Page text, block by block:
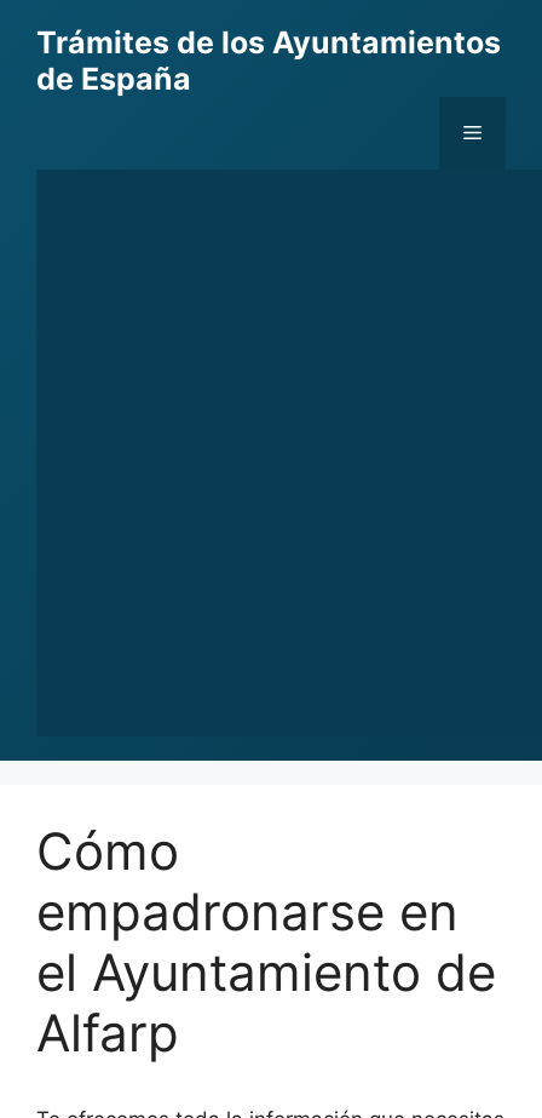
content
Trámites de los Ayuntamientos
de España
Menu
Cómo
empadronarse en
el Ayuntamiento de
Alfarp